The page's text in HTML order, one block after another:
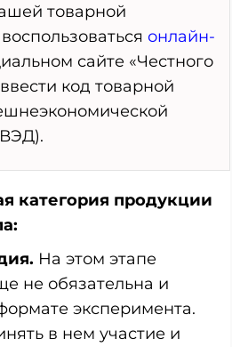
товарной
онлайн-
сайте «Честного
код товарной
категория продукции
На этом этапе
не обязательна и
эксперимента.
в нем участие и